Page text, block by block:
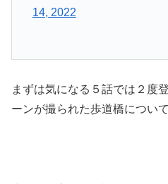
14, 2022
まずは気になる５話では２度
ーンが撮られた歩道橋につい